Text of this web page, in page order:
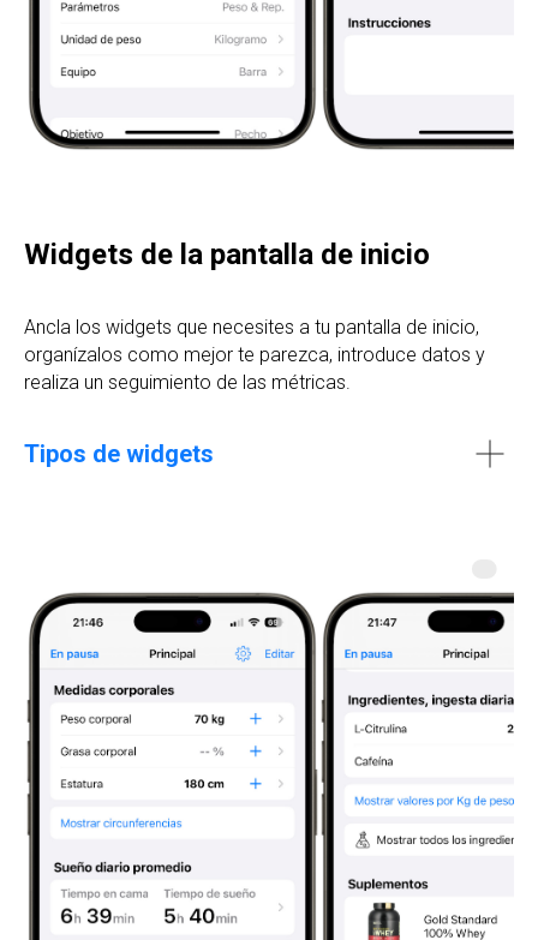
Widgets de la pantalla de inicio
Ancla los widgets que necesites a tu pantalla de inicio,
organízalos como mejor te parezca, introduce datos y
realiza un seguimiento de las métricas.
Tipos de widgets